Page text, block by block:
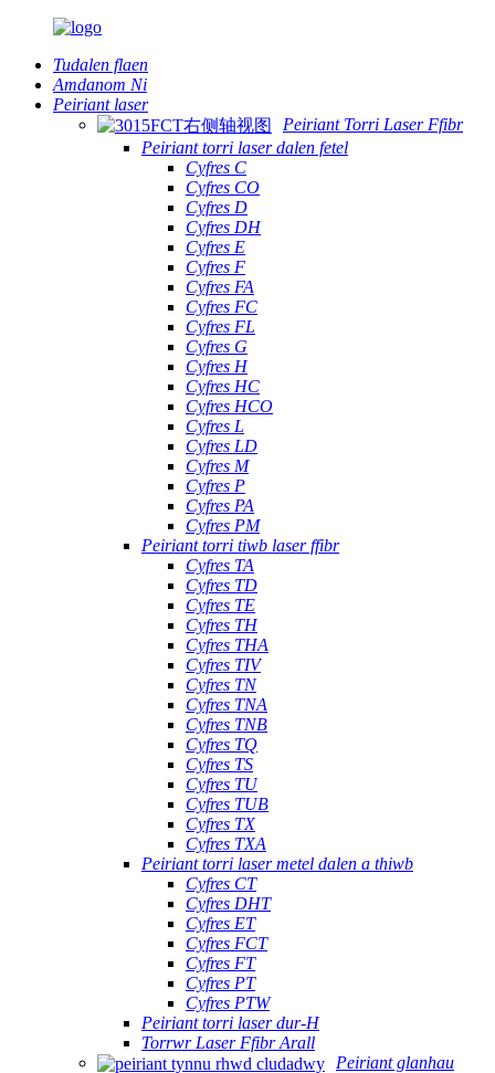
Tudalen flaen
Amdanom Ni
Peiriant laser
Peiriant Torri Laser Ffibr
Peiriant torri laser dalen fetel
Cyfres C
Cyfres CO
Cyfres D
Cyfres DH
Cyfres E
Cyfres F
Cyfres FA
Cyfres FC
Cyfres FL
Cyfres G
Cyfres H
Cyfres HC
Cyfres HCO
Cyfres L
Cyfres LD
Cyfres M
Cyfres P
Cyfres PA
Cyfres PM
Peiriant torri tiwb laser ffibr
Cyfres TA
Cyfres TD
Cyfres TE
Cyfres TH
Cyfres THA
Cyfres TIV
Cyfres TN
Cyfres TNA
Cyfres TNB
Cyfres TQ
Cyfres TS
Cyfres TU
Cyfres TUB
Cyfres TX
Cyfres TXA
Peiriant torri laser metel dalen a thiwb
Cyfres CT
Cyfres DHT
Cyfres ET
Cyfres FCT
Cyfres FT
Cyfres PT
Cyfres PTW
Peiriant torri laser dur-H
Torrwr Laser Ffibr Arall
Peiriant glanhau